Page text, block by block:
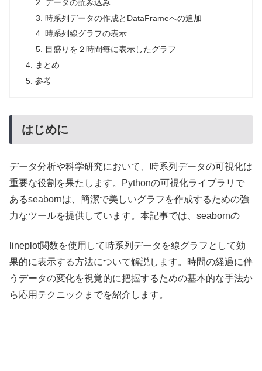
データの読み込み
時系列データの作成とDataFrameへの追加
時系列線グラフの表示
目盛りを２時間毎に表示したグラフ
まとめ
参考
はじめに
データ分析や科学研究において、時系列データの可視化は
重要な役割を果たします。Pythonの可視化ライブラリで
あるseabornは、簡潔で美しいグラフを作成するための強
力なツールを提供しています。本記事では、seabornの
lineplot関数を使用して時系列データを線グラフとして効
果的に表示する方法について解説します。時間の経過に伴
うデータの変化を視覚的に把握するための基本的な手法か
ら応用テクニックまでを紹介します。